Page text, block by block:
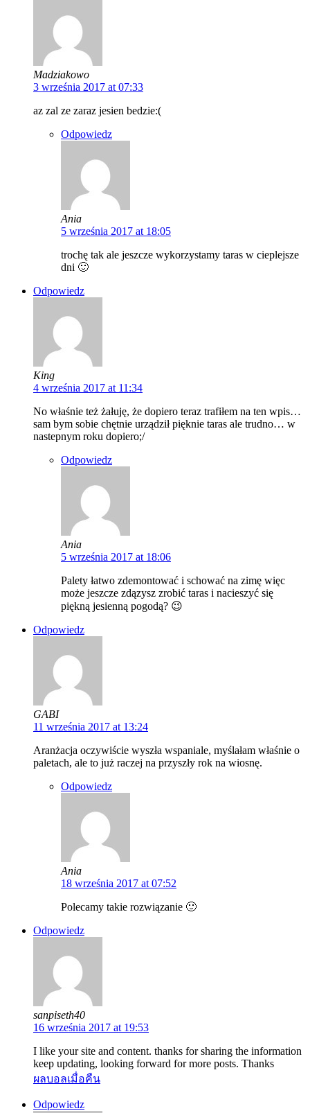
Madziakowo
3 września 2017 at 07:33
az zal ze zaraz jesien bedzie:(
Odpowiedz
Ania
5 września 2017 at 18:05
trochę tak ale jeszcze wykorzystamy taras w cieplejsze
dni 🙂
Odpowiedz
King
4 września 2017 at 11:34
No właśnie też żałuję, że dopiero teraz trafiłem na ten wpis…
sam bym sobie chętnie urządził pięknie taras ale trudno… w
nastepnym roku dopiero;/
Odpowiedz
Ania
5 września 2017 at 18:06
Palety łatwo zdemontować i schować na zimę więc
może jeszcze zdązysz zrobić taras i nacieszyć się
piękną jesienną pogodą? 😉
Odpowiedz
GABI
11 września 2017 at 13:24
Aranżacja oczywiście wyszła wspaniale, myślałam właśnie o
paletach, ale to już raczej na przyszły rok na wiosnę.
Odpowiedz
Ania
18 września 2017 at 07:52
Polecamy takie rozwiązanie 🙂
Odpowiedz
sanpiseth40
16 września 2017 at 19:53
I like your site and content. thanks for sharing the information
keep updating, looking forward for more posts. Thanks
ผลบอลเมื่อคืน
Odpowiedz